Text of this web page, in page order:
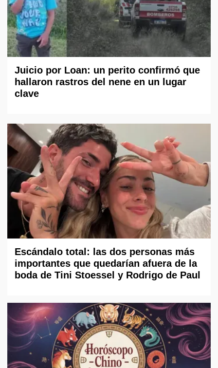
Juicio por Loan: un perito confirmó que
hallaron rastros del nene en un lugar
clave
Escándalo total: las dos personas más
importantes que quedarían afuera de la
boda de Tini Stoessel y Rodrigo de Paul